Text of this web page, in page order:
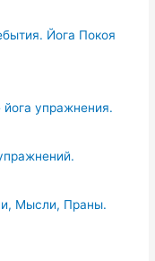
Йога Покоя
упражнения.
Мысли, Праны.